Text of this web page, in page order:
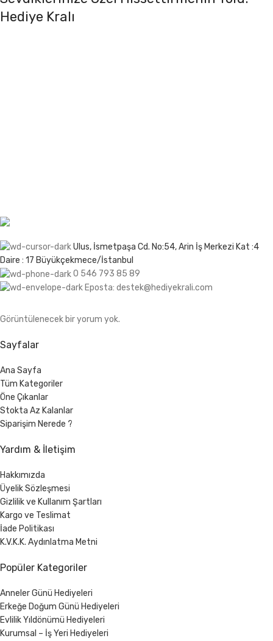
Hediye Kralı
Ulus, İsmetpaşa Cd. No:54, Arin İş Merkezi Kat :4
Daire : 17 Büyükçekmece/İstanbul
0 546 793 85 89
Eposta: destek@hediyekrali.com
Görüntülenecek bir yorum yok.
Sayfalar
Ana Sayfa
Tüm Kategoriler
Öne Çıkanlar
Stokta Az Kalanlar
Siparişim Nerede ?
Yardım & İletişim
Hakkımızda
Üyelik Sözleşmesi
Gizlilik ve Kullanım Şartları
Kargo ve Teslimat
İade Politikası
K.V.K.K. Aydınlatma Metni
Popüler Kategoriler
Anneler Günü Hediyeleri
Erkeğe Doğum Günü Hediyeleri
Evlilik Yıldönümü Hediyeleri
Kurumsal – İş Yeri Hediyeleri